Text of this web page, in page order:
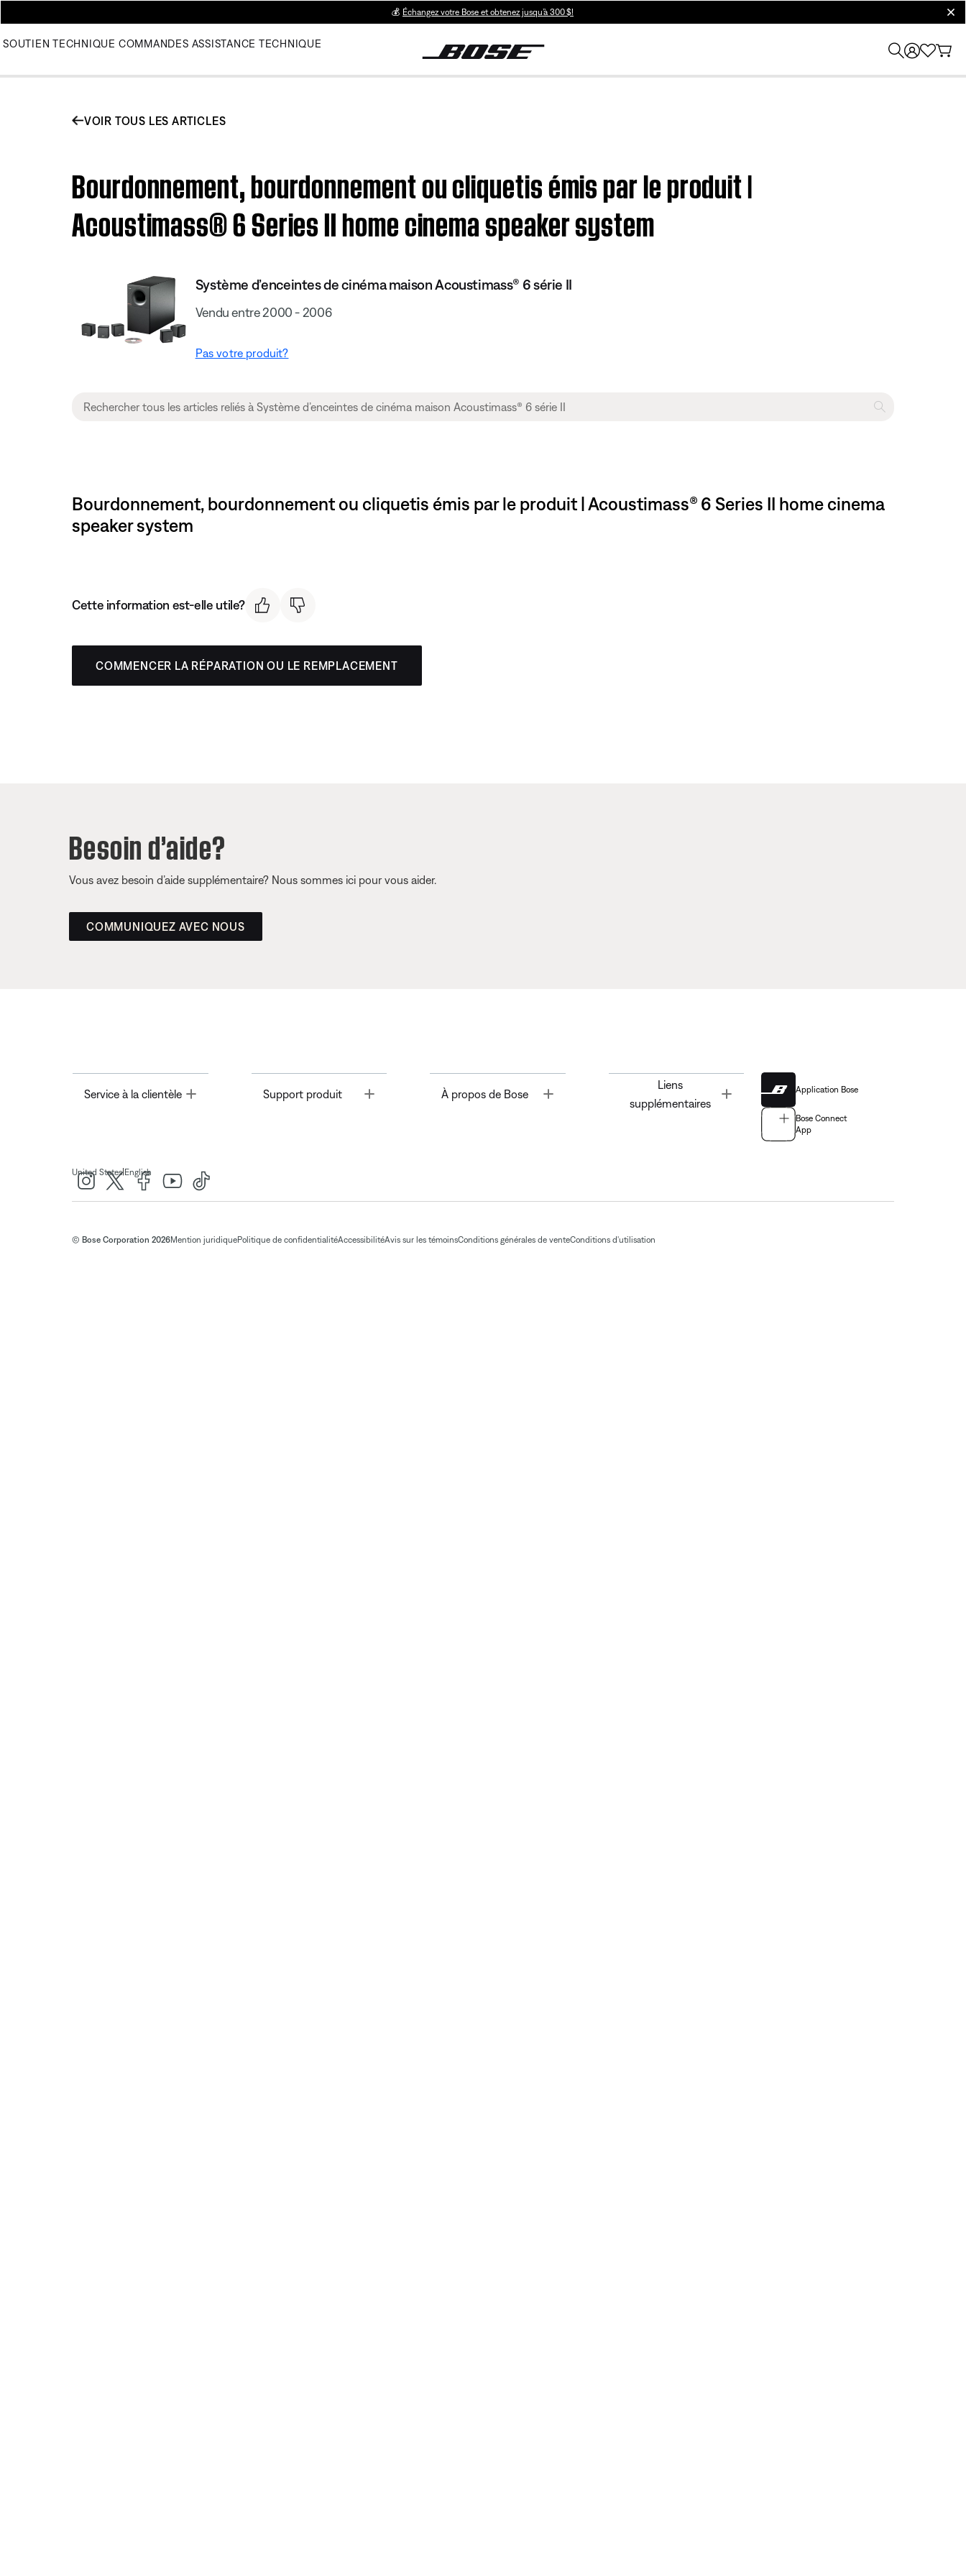
💰 Échangez votre Bose et obtenez jusqu’à 300 $!
SOUTIEN TECHNIQUE COMMANDES ASSISTANCE TECHNIQUE
VOIR TOUS LES ARTICLES
Bourdonnement, bourdonnement ou cliquetis émis par le produit |
Acoustimass® 6 Series II home cinema speaker system
Système d’enceintes de cinéma maison Acoustimass® 6 série II
Vendu entre 2000 - 2006
Pas votre produit?
Bourdonnement, bourdonnement ou cliquetis émis par le produit | Acoustimass® 6 Series II home cinema
speaker system
Cette information est-elle utile?
COMMENCER LA RÉPARATION OU LE REMPLACEMENT
Besoin d’aide?
Vous avez besoin d’aide supplémentaire? Nous sommes ici pour vous aider.
COMMUNIQUEZ AVEC NOUS
Service à la clientèle Toggle Support produit À propos de Bose Toggle
Liens
supplémentaires
Application Bose
Bose Connect
App
United States| English
© Bose Corporation 2026Mention juridiquePolitique de confidentialitéAccessibilitéAvis sur les témoinsConditions générales de venteConditions d'utilisation